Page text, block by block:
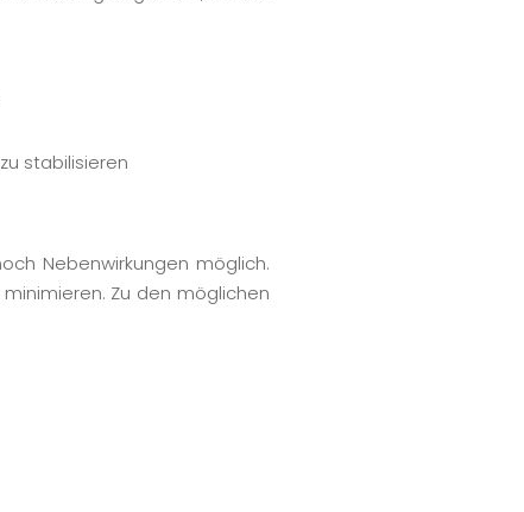
stabilisieren
Nebenwirkungen möglich.
Zu den möglichen